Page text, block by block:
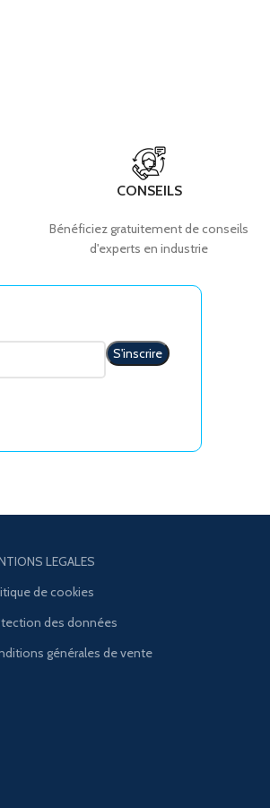
CONSEILS
Bénéficiez gratuitement de conseils
d'experts en industrie
LEGALES
de cookies
des données
générales de vente